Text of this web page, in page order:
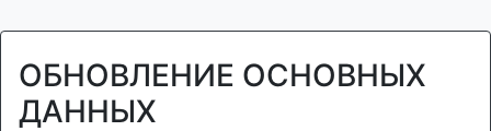
ОБНОВЛЕНИЕ ОСНОВНЫХ
ДАННЫХ